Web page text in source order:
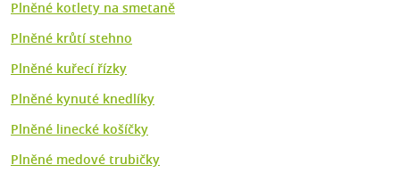
Plněné kotlety na smetaně
Plněné krůtí stehno
Plněné kuřecí řízky
Plněné kynuté knedlíky
Plněné linecké košíčky
Plněné medové trubičky